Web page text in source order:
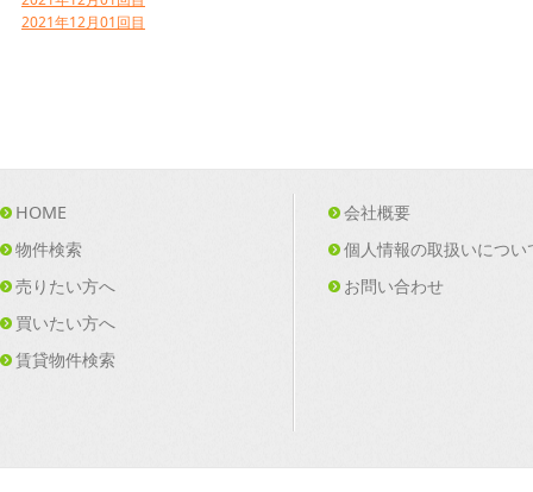
2021年12月01回目
HOME
物件検索
売りたい方へ
買いたい方へ
賃貸物件検索
会社概要
個人情報の取扱いについ
お問い合わせ